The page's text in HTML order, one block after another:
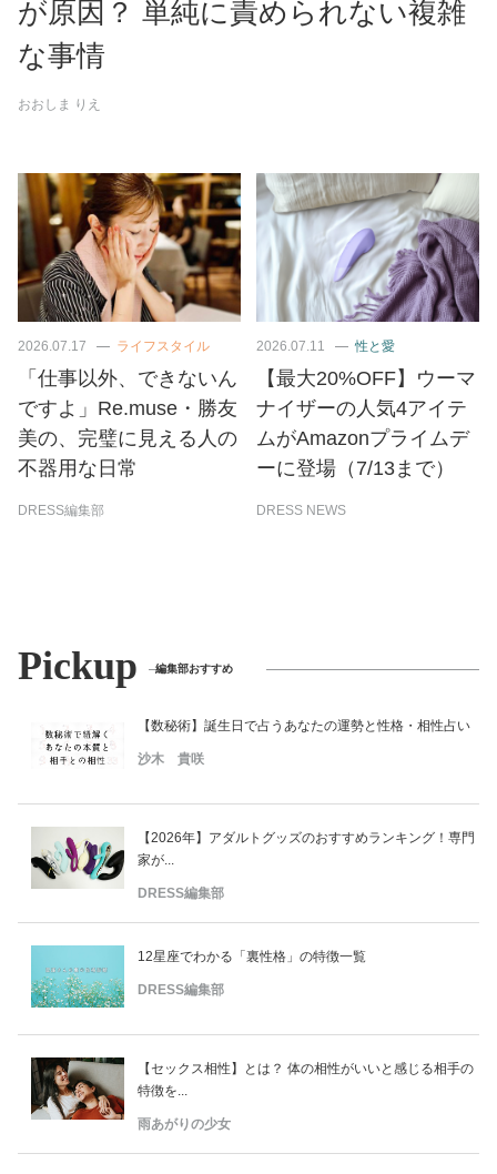
が原因？ 単純に責められない複雑
な事情
おおしま りえ
2026.07.17 ライフスタイル
「仕事以外、できないん
ですよ」Re.muse・勝友
美の、完璧に見える人の
不器用な日常
DRESS編集部
2026.07.11 性と愛
【最大20%OFF】ウーマ
ナイザーの人気4アイテ
ムがAmazonプライムデ
ーに登場（7/13まで）
DRESS NEWS
Pickup 編集部おすすめ
【数秘術】誕生日で占うあなたの運勢と性格・相性占い
沙木 貴咲
【2026年】アダルトグッズのおすすめランキング！専門
家が...
DRESS編集部
12星座でわかる「裏性格」の特徴一覧
DRESS編集部
【セックス相性】とは？ 体の相性がいいと感じる相手の
特徴を...
雨あがりの少女